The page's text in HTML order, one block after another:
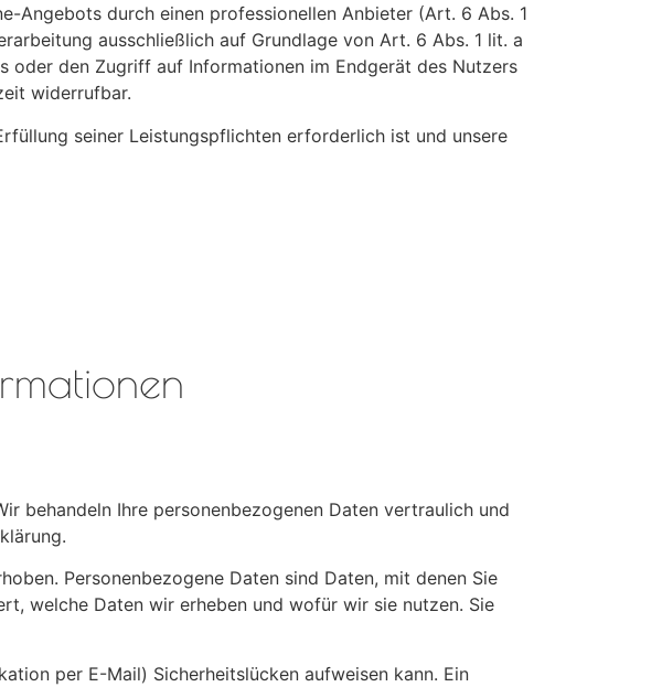
Angebots durch einen professionellen Anbieter (Art. 6 Abs. 1
ausschließlich auf Grundlage von Art. 6 Abs. 1 lit. a
oder den Zugriff auf Informationen im Endgerät des Nutzers
widerrufbar.
seiner Leistungspflichten erforderlich ist und unsere
behandeln Ihre personenbezogenen Daten vertraulich und
Personenbezogene Daten sind Daten, mit denen Sie
welche Daten wir erheben und wofür wir sie nutzen. Sie
per E-Mail) Sicherheitslücken aufweisen kann. Ein